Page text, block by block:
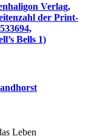
Verlag,
der Print-
Bells 1)
Leben